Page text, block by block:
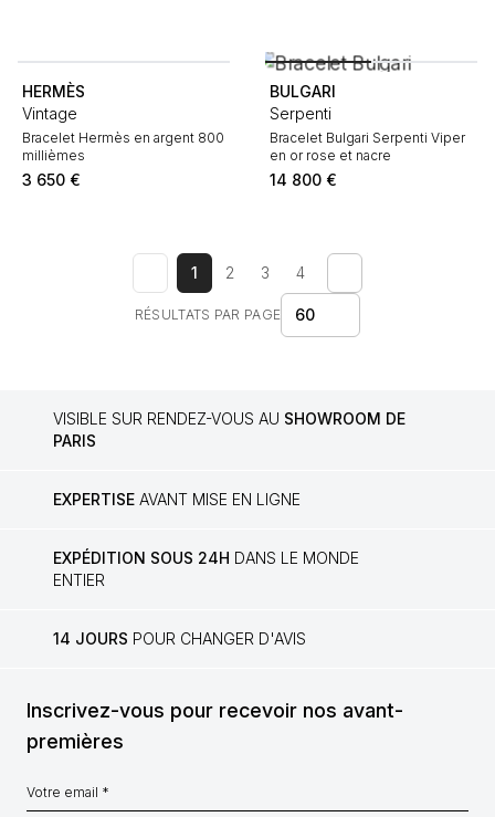
HERMÈS
Vintage
Bracelet Hermès en argent 800
millièmes
3 650 €
BULGARI
Serpenti
Bracelet Bulgari Serpenti Viper
en or rose et nacre
14 800 €
1 2 3 4
RÉSULTATS PAR PAGE 60
VISIBLE SUR RENDEZ-VOUS AU SHOWROOM DE
PARIS
EXPERTISE AVANT MISE EN LIGNE
EXPÉDITION SOUS 24H DANS LE MONDE
ENTIER
14 JOURS POUR CHANGER D'AVIS
Inscrivez-vous pour recevoir nos avant-
premières